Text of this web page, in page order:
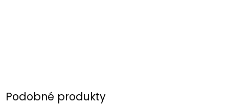
Podobné produkty